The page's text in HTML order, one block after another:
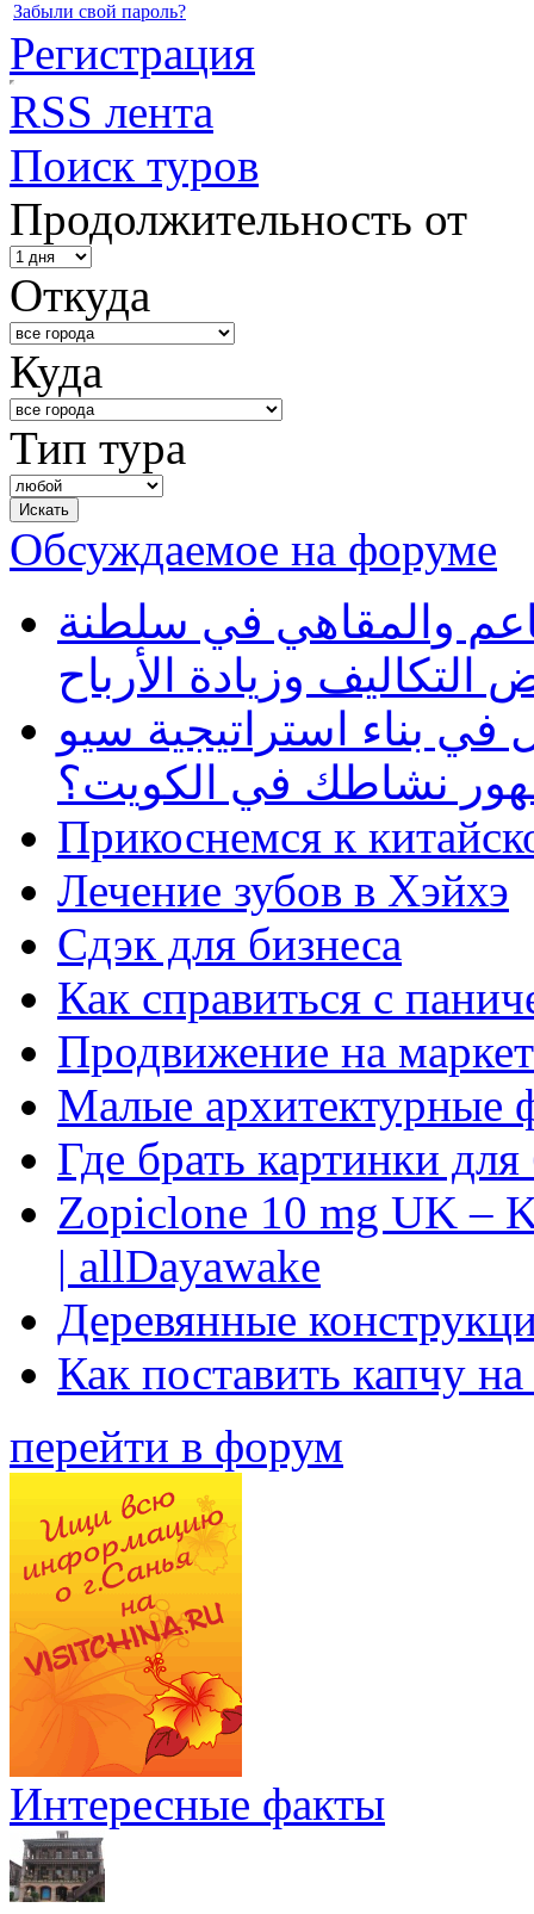
Забыли свой пароль?
Регистрация
RSS лента
Поиск туров
Продолжительность от
Откуда
Куда
Тип тура
Обсуждаемое на форуме
والمقاهي في سلطنة
وزيادة الأرباح
بناء استراتيجية سيو
نشاطك في الكويت؟
Прикоснемся к
Лечение зубов в Хэйхэ
Сдэк для бизнеса
Как справиться с
Продвижение на
Малые архитектурные
Где брать картинки
Zopiclone 10 mg UK –
| allDayawake
Деревянные
Как поставить капчу
перейти в форум
Интересные факты